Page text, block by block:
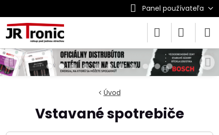
Panel používateľa
Úvod
Vstavané spotrebiče